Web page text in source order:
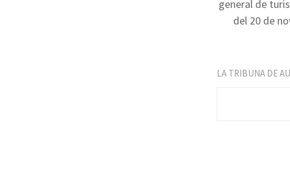
general de
del 20 de
LA TRIBUNA DE